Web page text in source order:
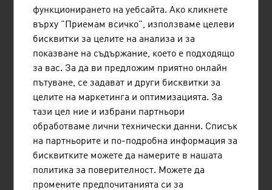
Източник: Браншови съюз на металообработващата
индустрия, данни и числа 2024
5. Schweiz 993 мил.евро
6. Italien 978 мил.евро
7. Polen 907 мил.евро
9. Tschechische Republik
10. Spanien 559 мил.евро
функционирането на уебсайта. Ако кликнете
върху "Приемам всичко", използваме целеви
бисквитки за целите на анализа и за
показване на съдържание, което е подходящо
за вас. За да ви предложим приятно онлайн
пътуване, се задават и други бисквитки за
целите на маркетинга и оптимизацията. За
тази цел ние и избрани партньори
обработваме лични технически данни. Списък
на партньорите и по-подробна информация за
бисквитките можете да намерите в нашата
политика за поверителност. Можете да
промените предпочитанията си за